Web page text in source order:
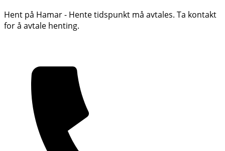
Hent på Hamar - Hente tidspunkt må avtales. Ta kontakt
for å avtale henting.